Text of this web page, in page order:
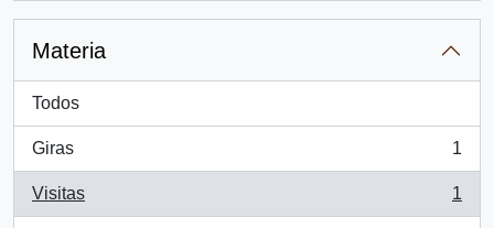
Materia
Todos
Giras
, 1 resultados
1
Visitas
, 1 resultados
1